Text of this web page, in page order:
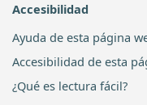
Accesibilidad
Ayuda de esta página
Accesibilidad de esta
¿Qué es lectura fácil?